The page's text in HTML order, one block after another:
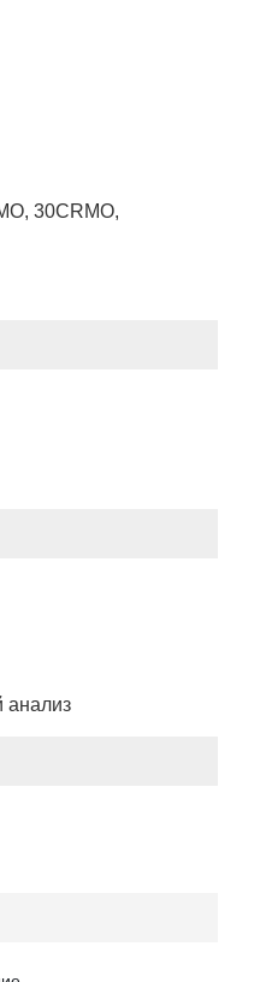
30CRMO,
анализ